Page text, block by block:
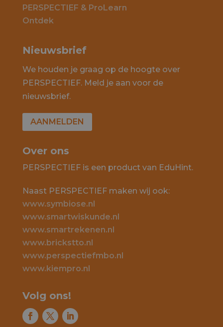
PERSPECTIEF & ProLearn
Ontdek
Nieuwsbrief
We houden je graag op de hoogte over
PERSPECTIEF. Meld je aan voor de
nieuwsbrief.
AANMELDEN
Over ons
PERSPECTIEF is een product van EduHint.
Naast PERSPECTIEF maken wij ook:
www.symbiose.nl
www.smartwiskunde.nl
www.smartrekenen.nl
www.brickstto.nl
www.perspectiefmbo.nl
www.kiempro.nl
Volg ons!